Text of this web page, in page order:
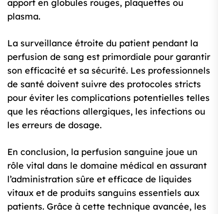
apport en globules rouges, plaquettes ou
plasma.
La surveillance étroite du patient pendant la
perfusion de sang est primordiale pour garantir
son efficacité et sa sécurité. Les professionnels
de santé doivent suivre des protocoles stricts
pour éviter les complications potentielles telles
que les réactions allergiques, les infections ou
les erreurs de dosage.
En conclusion, la perfusion sanguine joue un
rôle vital dans le domaine médical en assurant
l’administration sûre et efficace de liquides
vitaux et de produits sanguins essentiels aux
patients. Grâce à cette technique avancée, les